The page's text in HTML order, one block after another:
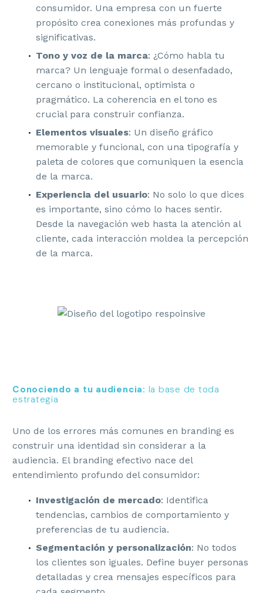
TERRACEO
ENTORNO
CÁLIDO
ABIERTO A TODOS
consumidor. Una empresa con un fuerte
propósito crea conexiones más profundas y
significativas.
Tono y voz de la marca: ¿Cómo habla tu
marca? Un lenguaje formal o desenfadado,
cercano o institucional, optimista o
pragmático. La coherencia en el tono es
crucial para construir confianza.
Elementos visuales: Un diseño gráfico
memorable y funcional, con una tipografía y
paleta de colores que comuniquen la esencia
de la marca.
Experiencia del usuario: No solo lo que dices
es importante, sino cómo lo haces sentir.
Desde la navegación web hasta la atención al
cliente, cada interacción moldea la percepción
de la marca.
Conociendo a tu audiencia: la base de toda
estrategia
Uno de los errores más comunes en branding es
construir una identidad sin considerar a la
audiencia. El branding efectivo nace del
entendimiento profundo del consumidor:
Investigación de mercado: Identifica
tendencias, cambios de comportamiento y
preferencias de tu audiencia.
Segmentación y personalización: No todos
los clientes son iguales. Define buyer personas
detalladas y crea mensajes específicos para